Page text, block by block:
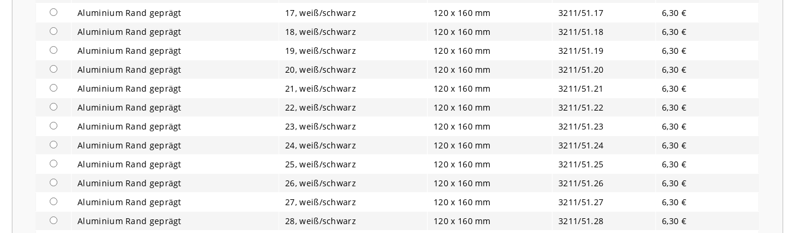
Aluminium Rand geprägt
17, weiß/schwarz 120 x 160 mm 3211/51.17
6,30 €
Aluminium Rand geprägt
18, weiß/schwarz 120 x 160 mm 3211/51.18
6,30 €
Aluminium Rand geprägt
19, weiß/schwarz 120 x 160 mm 3211/51.19
6,30 €
Aluminium Rand geprägt
20, weiß/schwarz 120 x 160 mm 3211/51.20
6,30 €
Aluminium Rand geprägt
21, weiß/schwarz 120 x 160 mm 3211/51.21
6,30 €
Aluminium Rand geprägt
22, weiß/schwarz 120 x 160 mm 3211/51.22
6,30 €
Aluminium Rand geprägt
23, weiß/schwarz 120 x 160 mm 3211/51.23
6,30 €
Aluminium Rand geprägt
24, weiß/schwarz 120 x 160 mm 3211/51.24
6,30 €
Aluminium Rand geprägt
25, weiß/schwarz 120 x 160 mm 3211/51.25
6,30 €
Aluminium Rand geprägt
26, weiß/schwarz 120 x 160 mm 3211/51.26
6,30 €
Aluminium Rand geprägt
27, weiß/schwarz 120 x 160 mm 3211/51.27
6,30 €
Aluminium Rand geprägt
28, weiß/schwarz 120 x 160 mm 3211/51.28
6,30 €